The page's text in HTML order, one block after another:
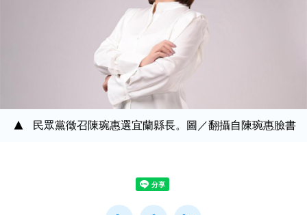
民眾黨徵召陳琬惠選宜蘭縣長。圖／翻攝自陳琬惠臉書